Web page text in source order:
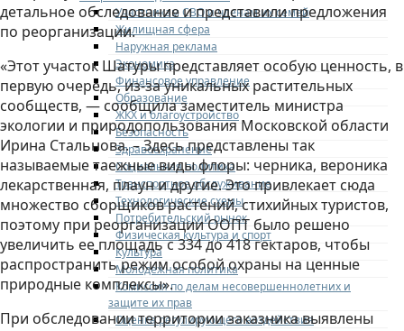
Участникам СВО и членам их семей
Жилищная сфера
Наружная реклама
Экономика
Финансовое управление
Образование
ЖКХ и благоустройство
Безопасность
Здравоохранение
Социальная политика
Транспортное обслуживание
Технологические схемы
Потребительский рынок
Физическая культура и спорт
Культура
Молодежная политика
Комиссия по делам несовершеннолетних и
защите их прав
Оценка регулирующего воздействия
детальное обследование и представили предложения
по реорганизации.
«Этот участок Шатуры представляет особую ценность, в
первую очередь, из-за уникальных растительных
сообществ, — сообщила заместитель министра
экологии и природопользования Московской области
Ирина Стальнова. – Здесь представлены так
называемые таежные виды флоры: черника, вероника
лекарственная, плаун и другие. Это привлекает сюда
множество сборщиков растений, стихийных туристов,
поэтому при реорганизации ООПТ было решено
увеличить ее площадь с 334 до 418 гектаров, чтобы
распространить режим особой охраны на ценные
природные комплексы».
При обследовании территории заказника выявлены